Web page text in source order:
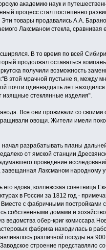
академию наук и
процесс стал постепенно
товары продавались А.А.
Лаксманом стекла, сравнивая
В то время по всей
продолжал оставаться
получили возможность
этой мрачной пустыне я, между
почти одиннадцать лет
изящные стеклянные изделия".
Все они проживали со
овощи. Жители имели
начал разраба­тывать планы
от ямской станции
про­ведение
Лаксманом народному
вдова, кол­лежская советница
в России за 1812 год -
с фабричными постройками
собственными домами и
обер-криг комиссара
фаб­рика находилась в
различной посуды на
строение представляло